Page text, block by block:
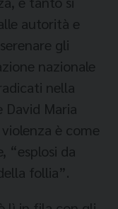
autorità e
gli
nazionale
nella
David Maria
è come
“esplosi da
follia”.